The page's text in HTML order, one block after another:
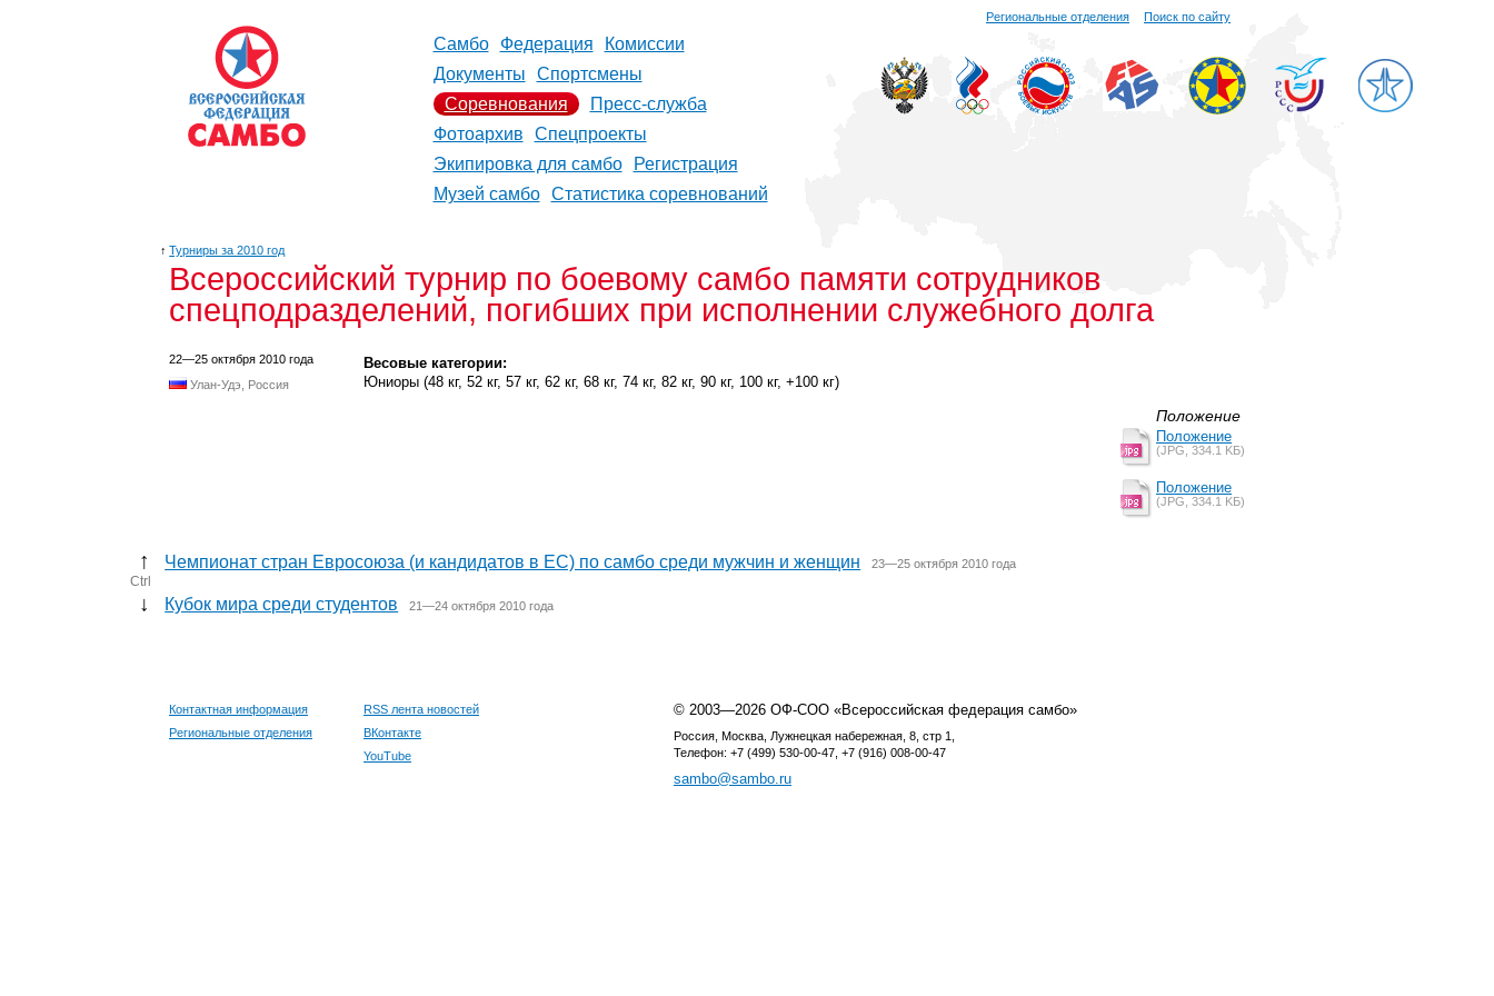
Региональные отделения Поиск по сайту
Самбо Федерация
Комиссии
Документы
Спортсмены
Соревнования
Пресс-служба
Фотоархив
Спецпроекты
Экипировка для самбо
Регистрация
Музей самбо
Статистика соревнований
↑ Турниры за 2010 год
Всероссийский турнир по боевому самбо памяти сотрудников
спецподразделений, погибших при исполнении служебного долга
22—25 октября 2010 года
Улан-Удэ, Россия
Весовые категории:
Юниоры (48 кг, 52 кг, 57 кг, 62 кг, 68 кг, 74 кг, 82 кг, 90 кг, 100 кг, +100 кг)
Положение
Положение
(JPG, 334.1 KБ)
Положение
(JPG, 334.1 KБ)
↑ Чемпионат стран Евросоюза (и кандидатов в ЕС) по самбо среди мужчин и женщин 23—25 октября 2010 года
Ctrl
↓ Кубок мира среди студентов 21—24 октября 2010 года
Контактная информация
Региональные отделения
RSS лента новостей
ВКонтакте
YouTube
© 2003—2026 ОФ-СОО «Всероссийская федерация самбо»
Россия, Москва, Лужнецкая набережная, 8, стр 1,
Телефон: +7 (499) 530-00-47, +7 (916) 008-00-47
sambo@sambo.ru